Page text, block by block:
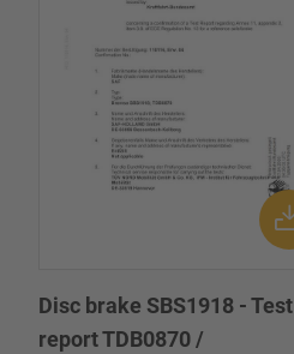
Disc brake SBS1918 - Test
report TDB0870 /